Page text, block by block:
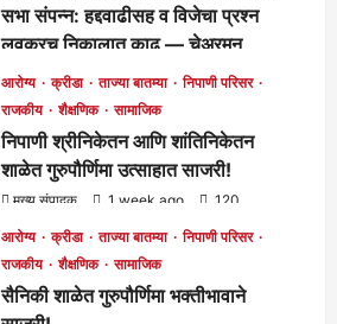
सभा संपन्न: हद्दवाढीसह व विजेचा प्रश्न
लवकरच निकालात काढू — चेअरमन
बाळासाहेब जोरापुरे
मुख्य संपादक 5 days ago
आरोग्य क्रीडा ताज्या बातम्या
निपाणी परिसर
राजकीय
शैक्षणिक सामाजिक
निपाणी श्रीनिकेतन आणि शांतिनिकेतन
शाळेत गुरुपौर्णिमा उत्साहात साजरी!
मुख्य संपादक 1 week ago 120
आरोग्य क्रीडा ताज्या बातम्या
निपाणी परिसर
राजकीय
शैक्षणिक सामाजिक
सैनिकी शाळेत गुरुपौर्णिमा भक्तीभावाने